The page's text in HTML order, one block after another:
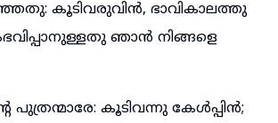
കൂടിവരുവിൻ, ഭാവികാലത്തു
ഞാൻ നിങ്ങളെ
പുത്രന്മാരേ: കൂടിവന്നു കേൾപ്പിൻ;